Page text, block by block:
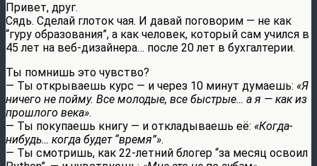
Привет, друг.
Сядь. Сделай глоток чая. И давай поговорим — не как
“гуру образования”, а как человек, который сам учился в
45 лет на веб-дизайнера… после 20 лет в бухгалтерии.
Ты помнишь это чувство?
— Ты открываешь курс — и через 10 минут думаешь: «Я
ничего не пойму. Все молодые, все быстрые… а я — как из
прошлого века».
— Ты покупаешь книгу — и откладываешь её: «Когда-
нибудь… когда будет “время”».
— Ты смотришь, как 22-летний блогер “за месяц освоил